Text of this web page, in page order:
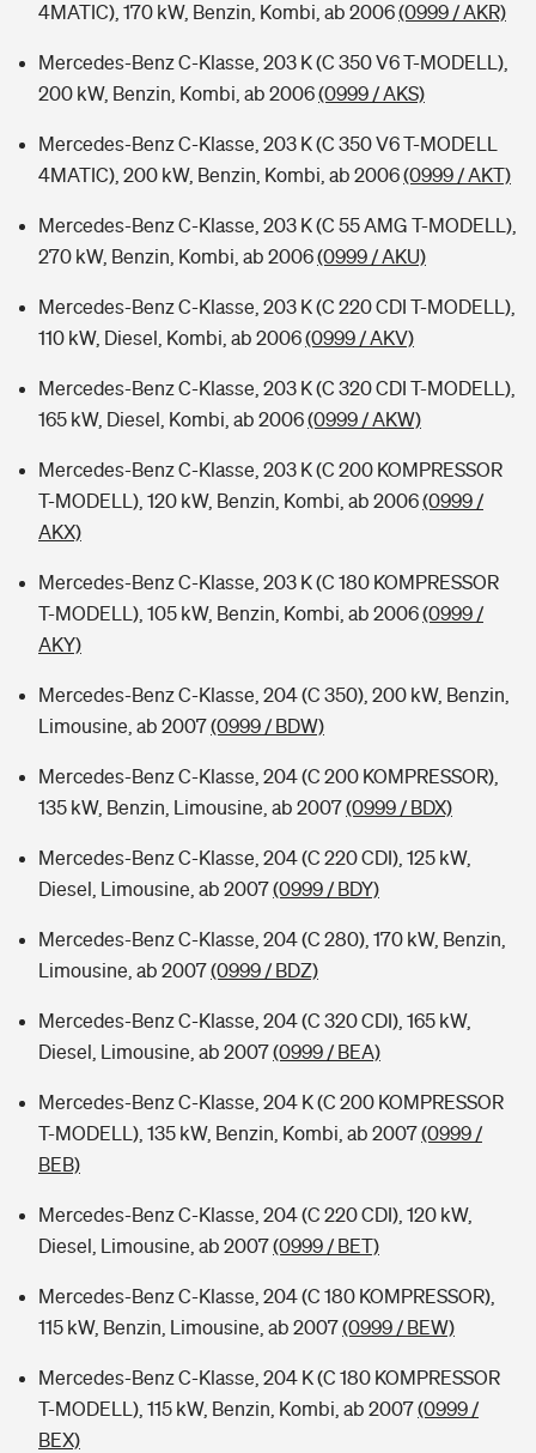
4MATIC), 170 kW, Benzin, Kombi, ab 2006(0999 / AKR)
Mercedes-Benz C-Klasse, 203 K (C 350 V6 T-MODELL),
200 kW, Benzin, Kombi, ab 2006(0999 / AKS)
Mercedes-Benz C-Klasse, 203 K (C 350 V6 T-MODELL
4MATIC), 200 kW, Benzin, Kombi, ab 2006(0999 / AKT)
Mercedes-Benz C-Klasse, 203 K (C 55 AMG T-MODELL),
270 kW, Benzin, Kombi, ab 2006(0999 / AKU)
Mercedes-Benz C-Klasse, 203 K (C 220 CDI T-MODELL),
110 kW, Diesel, Kombi, ab 2006(0999 / AKV)
Mercedes-Benz C-Klasse, 203 K (C 320 CDI T-MODELL),
165 kW, Diesel, Kombi, ab 2006(0999 / AKW)
Mercedes-Benz C-Klasse, 203 K (C 200 KOMPRESSOR
T-MODELL), 120 kW, Benzin, Kombi, ab 2006(0999 /
AKX)
Mercedes-Benz C-Klasse, 203 K (C 180 KOMPRESSOR
T-MODELL), 105 kW, Benzin, Kombi, ab 2006(0999 /
AKY)
Mercedes-Benz C-Klasse, 204 (C 350), 200 kW, Benzin,
Limousine, ab 2007(0999 / BDW)
Mercedes-Benz C-Klasse, 204 (C 200 KOMPRESSOR),
135 kW, Benzin, Limousine, ab 2007(0999 / BDX)
Mercedes-Benz C-Klasse, 204 (C 220 CDI), 125 kW,
Diesel, Limousine, ab 2007(0999 / BDY)
Mercedes-Benz C-Klasse, 204 (C 280), 170 kW, Benzin,
Limousine, ab 2007(0999 / BDZ)
Mercedes-Benz C-Klasse, 204 (C 320 CDI), 165 kW,
Diesel, Limousine, ab 2007(0999 / BEA)
Mercedes-Benz C-Klasse, 204 K (C 200 KOMPRESSOR
T-MODELL), 135 kW, Benzin, Kombi, ab 2007(0999 /
BEB)
Mercedes-Benz C-Klasse, 204 (C 220 CDI), 120 kW,
Diesel, Limousine, ab 2007(0999 / BET)
Mercedes-Benz C-Klasse, 204 (C 180 KOMPRESSOR),
115 kW, Benzin, Limousine, ab 2007(0999 / BEW)
Mercedes-Benz C-Klasse, 204 K (C 180 KOMPRESSOR
T-MODELL), 115 kW, Benzin, Kombi, ab 2007(0999 /
BEX)